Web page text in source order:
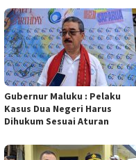
Gubernur Maluku : Pelaku
Kasus Dua Negeri Harus
Dihukum Sesuai Aturan